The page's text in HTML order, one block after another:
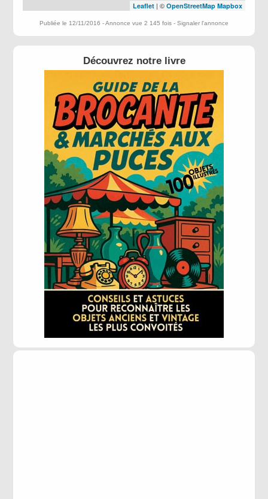
Leaflet| © OpenStreetMap Mapbox
Publiée le 12/11/2016 - Annonce vue 2 145 fois - Signaler l'annonce
Découvrez notre livre